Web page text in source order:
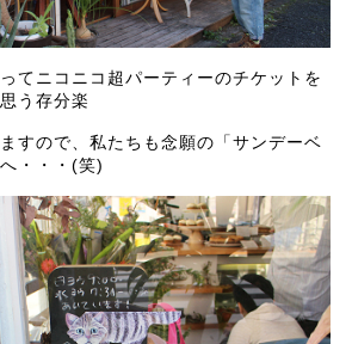
てニコニコ超パーティーのチケットを
う存分楽
すので、私たちも念願の「サンデーベ
・・・(笑)